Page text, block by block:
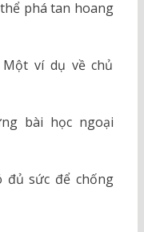
phá tan hoang
Một ví dụ về chủ
bài học ngoại
đủ sức để chống